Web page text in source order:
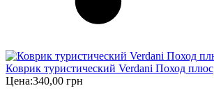
Коврик туристический Verdani Поход плюс
Цена:340,00 грн